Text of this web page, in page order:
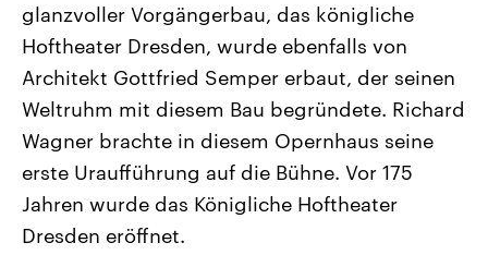
Landtagswahl Sachsen-Anhalt
2026
Alle Informationen
Sachsen-Anhalt wählt am 6.
September 2026 einen neuen
Landtag. Seit 2021 wird das
Bundesland von einer Koalition aus
CDU, SPD und FDP regiert.-
Umfragen, Prognosen,
Wahlprogramme, aktuelle Berichte
und Hintergründe zu den Parteien
und Kandidaten der anstehenden
Wahl.
USA
Aktuelle Beiträge,
Hintergründe
Wirtschaftlich und
gehören die Vereinigten
den mächtigsten Ländern
mit großem Einfluss auf
aktuelle Weltgeschehen.
Sendungen Programm Podcasts
glanzvoller Vorgängerbau, das königliche
Hoftheater Dresden, wurde ebenfalls von
Architekt Gottfried Semper erbaut, der seinen
Weltruhm mit diesem Bau begründete. Richard
Wagner brachte in diesem Opernhaus seine
erste Uraufführung auf die Bühne. Vor 175
Jahren wurde das Königliche Hoftheater
Dresden eröffnet.